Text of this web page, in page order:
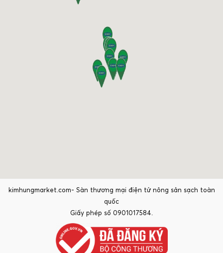
kimhungmarket.com- Sàn thương mại điện tử nông sản sạch toàn
quốc
Giấy phép số 0901017584.